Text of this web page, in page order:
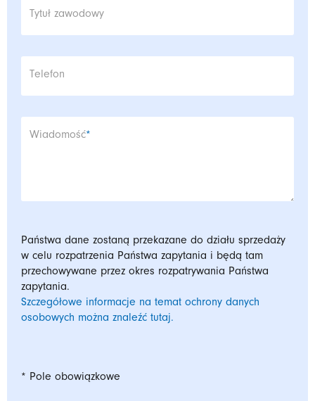
Tytuł zawodowy
Telefon
Pole wymagane
Wiadomość*
Państwa dane zostaną przekazane do działu sprzedaży
w celu rozpatrzenia Państwa zapytania i będą tam
przechowywane przez okres rozpatrywania Państwa
zapytania.
Szczegółowe informacje na temat ochrony danych
osobowych można znaleźć tutaj.
* Pole obowiązkowe